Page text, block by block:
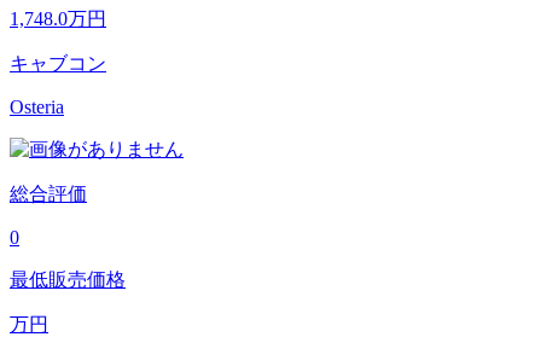
1,748.0万円
キャブコン
Osteria
総合評価
0
最低販売価格
万円